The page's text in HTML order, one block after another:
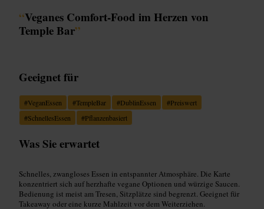
“Veganes Comfort-Food im Herzen von
Temple Bar”
Geeignet für
#VeganEssen #TempleBar #DublinEssen #Preiswert
#SchnellesEssen #Pflanzenbasiert
Was Sie erwartet
Schnelles, zwangloses Essen in entspannter Atmosphäre. Die Karte
konzentriert sich auf herzhafte vegane Optionen und würzige Saucen.
Bedienung ist meist am Tresen, Sitzplätze sind begrenzt. Geeignet für
Takeaway oder eine kurze Mahlzeit vor dem Weiterziehen.